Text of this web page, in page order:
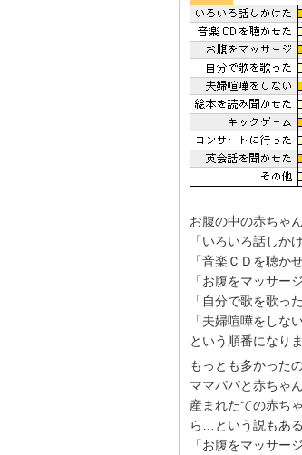
お腹の中の赤ちゃ
「いろいろ話しか
「音楽ＣＤを聴か
「お腹をマッサー
「自分で歌を歌っ
「夫婦喧嘩をしな
という順番になりま
もっとも多かった
ママパパと赤ちゃ
産まれたての赤ち
ら…という説もある
「お腹をマッサー